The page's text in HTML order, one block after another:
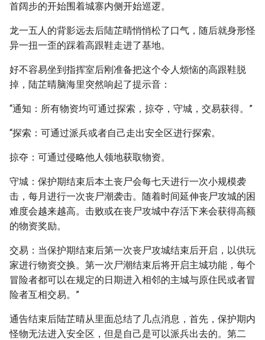
首阔步的开始围着城寨内侧开始巡逻。
龙一五人的背影远去后陆芷晴悄悄松了口气，随后就身形怪
异一扭一歪的踩着高跟鞋走进了基地。
好不容易坐到指挥室后刚准备把这个令人烦恼的高跟鞋脱
掉，陆芷晴脑海里突然响起了提示音：
“通知：所有物资均可通过探索，掠夺，守城，交易获得。”
“探索：可通过派兵或者自己走出安全区进行探索。
掠夺：可通过侵略他人领地获取物资。
守城：保护期结束后本土丧尸会每七天进行一次小规模袭
击，每月进行一次丧尸潮袭击。随着时间延伸丧尸攻城的困
难度会越来越高。击败或在丧尸攻城中存活下来会获得高额
的物资奖励。
交易：当保护期结束后第一次丧尸攻城结束后开启，以供玩
家进行物资交换。第一次尸潮结束后将开启主城功能，每个
冒险者都可以在规定的日期进入相邻的主城与原住民或者冒
险者互相交易。”
通告结束后陆芷晴从里面总结了几点消息，首先，保护期内
怪物无法进入安全区，但是自己是可以派兵出去的。第二